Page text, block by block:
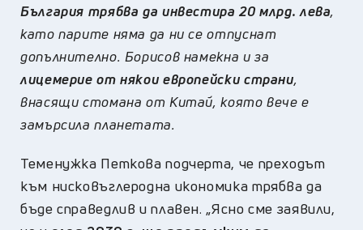
България трябва да инвестира 20 млрд. лева,
като парите няма да ни се отпуснат
допълнително. Борисов намекна и за
лицемерие от някои европейски страни,
внасящи стомана от Китай, която вече е
замърсила планетата.
Теменужка Петкова подчерта, че преходът
към нисковъглеродна икономика трябва да
бъде справедлив и плавен. „Ясно сме заявили,